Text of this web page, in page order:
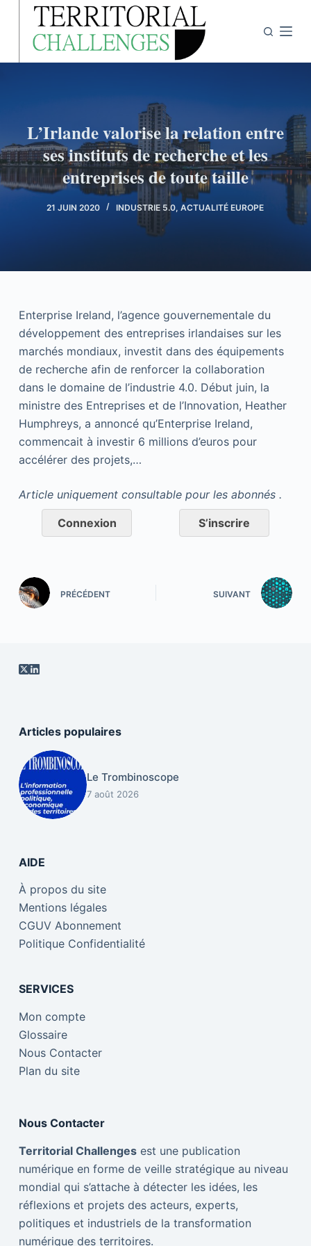
u
c
o
u
L’Irlande valorise la relation entre
ses instituts de recherche et les
entreprises de toute taille
21 JUIN 2020 INDUSTRIE 5.0,ACTUALITÉ EUROPE
Enterprise Ireland, l’agence gouvernementale du
développement des entreprises irlandaises sur les
marchés mondiaux, investit dans des équipements
de recherche afin de renforcer la collaboration
dans le domaine de l’industrie 4.0. Début juin, la
ministre des Entreprises et de l’Innovation, Heather
Humphreys, a annoncé qu’Enterprise Ireland,
commencait à investir 6 millions d’euros pour
accélérer des projets,…
Article uniquement consultable pour les abonnés .
Connexion S’inscrire
PRÉCÉDENT SUIVANT
Articles populaires
Le Trombinoscope
7 août 2026
AIDE
À propos du site
Mentions légales
CGUV Abonnement
Politique Confidentialité
SERVICES
Mon compte
Glossaire
Nous Contacter
Plan du site
Nous Contacter
Territorial Challengesest une publication
numérique en forme de veille stratégique au niveau
mondial qui s’attache à détecter les idées, les
réflexions et projets des acteurs, experts,
politiques et industriels de la transformation
numérique des territoires.